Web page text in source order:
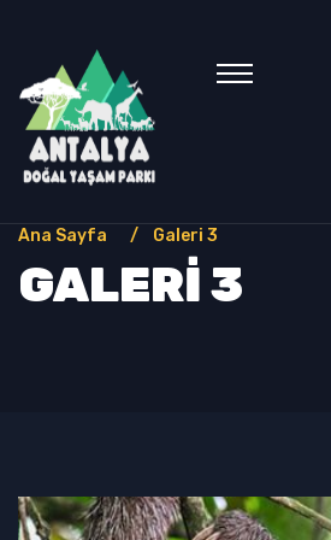
Ana Sayfa Galeri 3
GALERI 3